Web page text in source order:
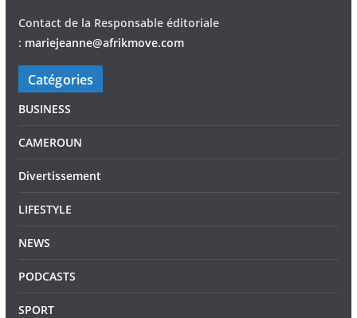
Contact de la Responsable éditoriale
: mariejeanne@afrikmove.com
Catégories
BUSINESS
CAMEROUN
Divertissement
LIFESTYLE
NEWS
PODCASTS
SPORT